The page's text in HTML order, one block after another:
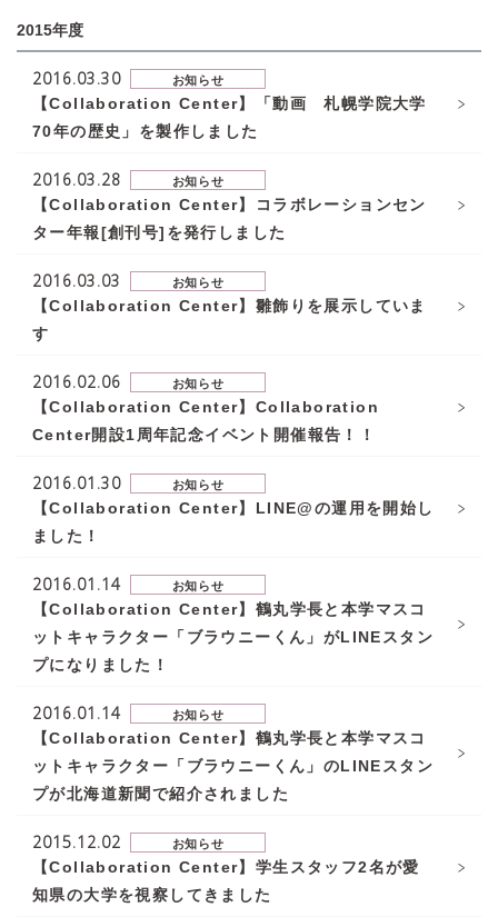
2015年度
2016.03.30 お知らせ
【Collaboration Center】「動画 札幌学院大学
70年の歴史」を製作しました
2016.03.28 お知らせ
【Collaboration Center】コラボレーションセン
ター年報[創刊号]を発行しました
2016.03.03 お知らせ
【Collaboration Center】雛飾りを展示していま
す
2016.02.06 お知らせ
【Collaboration Center】Collaboration
Center開設1周年記念イベント開催報告！！
2016.01.30 お知らせ
【Collaboration Center】LINE@の運用を開始し
ました！
2016.01.14 お知らせ
【Collaboration Center】鶴丸学長と本学マスコ
ットキャラクター「ブラウニーくん」がLINEスタン
プになりました！
2016.01.14 お知らせ
【Collaboration Center】鶴丸学長と本学マスコ
ットキャラクター「ブラウニーくん」のLINEスタン
プが北海道新聞で紹介されました
2015.12.02 お知らせ
【Collaboration Center】学生スタッフ2名が愛
知県の大学を視察してきました